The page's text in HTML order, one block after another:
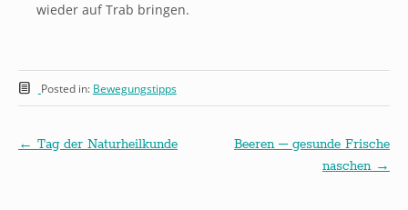
wieder auf Trab bringen.
Posted in: Bewegungstipps
← Tag der Naturheilkunde
Beeren – gesunde Frische
naschen →